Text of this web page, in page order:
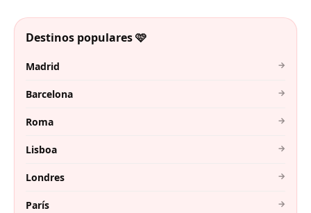
Destinos populares 🩷
Madrid →
Barcelona →
Roma →
Lisboa →
Londres →
París →